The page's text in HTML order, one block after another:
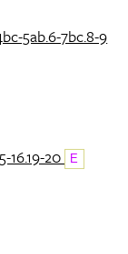
5ab.6-7bc.8-9
16.19-20 E